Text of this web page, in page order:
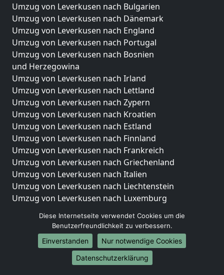
Umzug von Leverkusen nach Bulgarien
Umzug von Leverkusen nach Dänemark
Umzug von Leverkusen nach England
Umzug von Leverkusen nach Portugal
Umzug von Leverkusen nach Bosnien
und Herzegowina
Umzug von Leverkusen nach Irland
Umzug von Leverkusen nach Lettland
Umzug von Leverkusen nach Zypern
Umzug von Leverkusen nach Kroatien
Umzug von Leverkusen nach Estland
Umzug von Leverkusen nach Finnland
Umzug von Leverkusen nach Frankreich
Umzug von Leverkusen nach Griechenland
Umzug von Leverkusen nach Italien
Umzug von Leverkusen nach Liechtenstein
Umzug von Leverkusen nach Luxemburg
Umzug von Leverkusen nach Norwegen
Umzüge-Deutschlandweit
Umzug von Leverkusen nach Berlin
Diese Internetseite verwendet Cookies um die
Benutzerfreundlichkeit zu verbessern.
Einverstanden
Nur notwendige Cookies
Datenschutzerklärung